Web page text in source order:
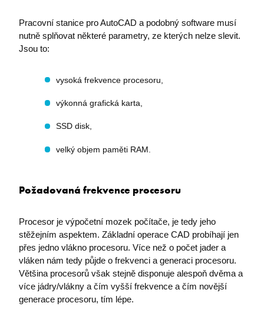
Pracovní stanice pro AutoCAD a podobný software musí
nutně splňovat některé parametry, ze kterých nelze slevit.
Jsou to:
vysoká frekvence procesoru,
výkonná grafická karta,
SSD disk,
velký objem paměti RAM.
Požadovaná frekvence procesoru
Procesor je výpočetní mozek počítače, je tedy jeho
stěžejním aspektem. Základní operace CAD probíhají jen
přes jedno vlákno procesoru. Více než o počet jader a
vláken nám tedy půjde o frekvenci a generaci procesoru.
Většina procesorů však stejně disponuje alespoň dvěma a
více jádry/vlákny a čím vyšší frekvence a čím novější
generace procesoru, tím lépe.